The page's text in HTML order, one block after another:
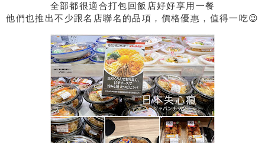
全部都很適合打包回飯店好好享用一餐
他們也推出不少跟名店聯名的品項，價格優惠，值得一吃😉